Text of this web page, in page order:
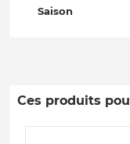
Saison
Ces produits